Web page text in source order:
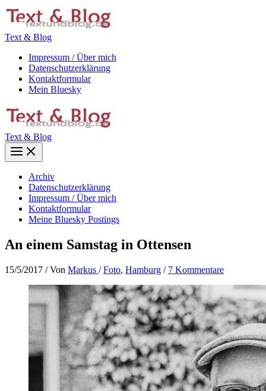
Zum
Inhalt
Text & Blog
Impressum / Über mich
Datenschutzerklärung
Kontaktformular
Mein Bluesky
Text & Blog
Main
Menu
Archiv
Datenschutzerklärung
Impressum / Über mich
Kontaktformular
Meine Bluesky Postings
An einem Samstag in Ottensen
15/5/2017 / Von Markus /Foto, Hamburg / 7 Kommentare